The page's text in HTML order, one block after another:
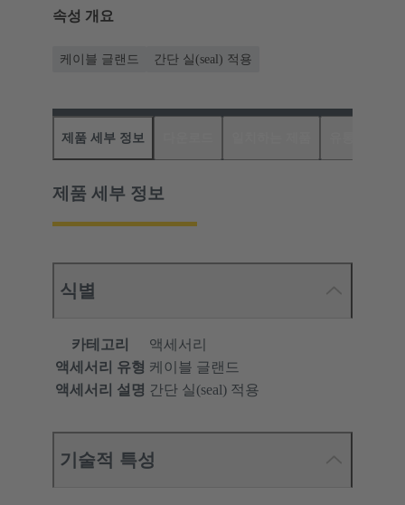
속성 개요
케이블 글랜드 간단 실(seal) 적용
제품 세부 정보
제품 세부 정보
식별
카테고리
액세서리
액세서리 유형 케이블 글랜드
액세서리 설명 간단 실(seal) 적용
기술적 특성